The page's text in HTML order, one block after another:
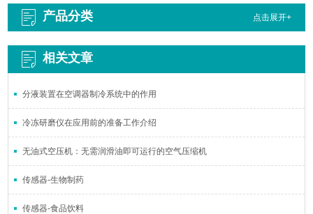
产品分类 点击展开+
相关文章
分液装置在空调器制冷系统中的作用
冷冻研磨仪在应用前的准备工作介绍
无油式空压机：无需润滑油即可运行的空气压缩机
传感器-生物制药
传感器-食品饮料